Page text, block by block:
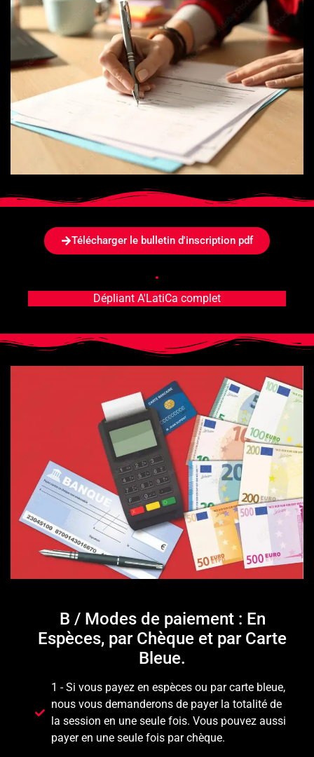
Télécharger le bulletin d'inscription pdf
Dépliant A'LatiCa complet
B / Modes de paiement : En
Espèces, par Chèque et par Carte
Bleue.
1 - Si vous payez en espèces ou par carte bleue,
nous vous demanderons de payer la totalité de
la session en une seule fois. Vous pouvez aussi
payer en une seule fois par chèque.